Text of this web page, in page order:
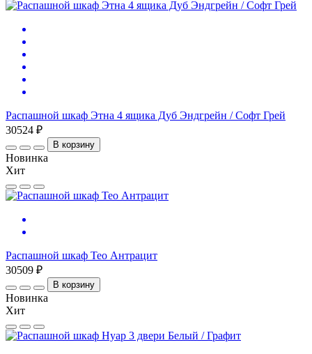
Распашной шкаф Этна 4 ящика Дуб Эндгрейн / Софт Грей
30524 ₽
В корзину
Новинка
Хит
Распашной шкаф Тео Антрацит
30509 ₽
В корзину
Новинка
Хит